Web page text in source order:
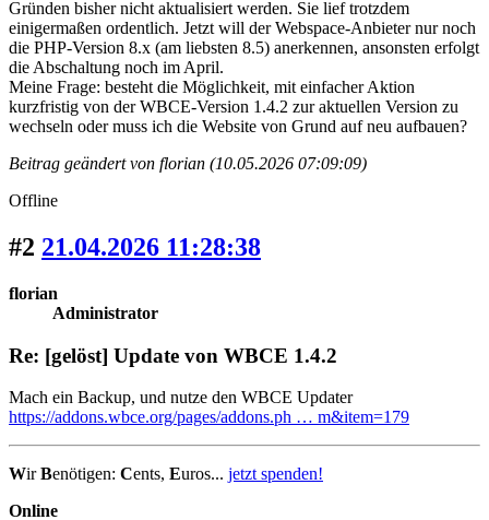
Gründen bisher nicht aktualisiert werden. Sie lief trotzdem
einigermaßen ordentlich. Jetzt will der Webspace-Anbieter nur noch
die PHP-Version 8.x (am liebsten 8.5) anerkennen, ansonsten erfolgt
die Abschaltung noch im April.
Meine Frage: besteht die Möglichkeit, mit einfacher Aktion
kurzfristig von der WBCE-Version 1.4.2 zur aktuellen Version zu
wechseln oder muss ich die Website von Grund auf neu aufbauen?
Beitrag geändert von florian (10.05.2026 07:09:09)
Offline
#2 21.04.2026 11:28:38
florian
Administrator
Re: [gelöst] Update von WBCE 1.4.2
Mach ein Backup, und nutze den WBCE Updater
https://addons.wbce.org/pages/addons.ph … m&item=179
WirBenötigen: Cents, Euros... jetzt spenden!
Online